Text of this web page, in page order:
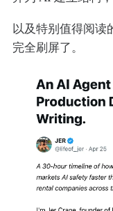
以及特别值得阅读
完全刷屏了。